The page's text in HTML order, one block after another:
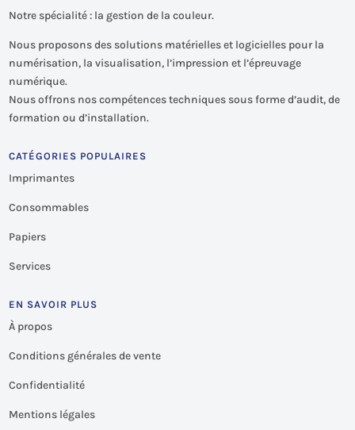
Notre spécialité : la gestion de la couleur.
Nous proposons des solutions matérielles et logicielles pour la
numérisation, la visualisation, l’impression et l’épreuvage
numérique.
Nous offrons nos compétences techniques sous forme d’audit, de
formation ou d’installation.
CATÉGORIES POPULAIRES
Imprimantes
Consommables
Papiers
Services
EN SAVOIR PLUS
À propos
Conditions générales de vente
Confidentialité
Mentions légales